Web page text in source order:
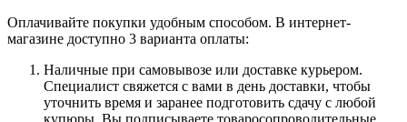
Оплачивайте покупки удобным способом. В интернет-
магазине доступно 3 варианта оплаты:
Наличные при самовывозе или доставке курьером.
Специалист свяжется с вами в день доставки, чтобы
уточнить время и заранее подготовить сдачу с любой
купюры. Вы подписываете товаросопроводительные